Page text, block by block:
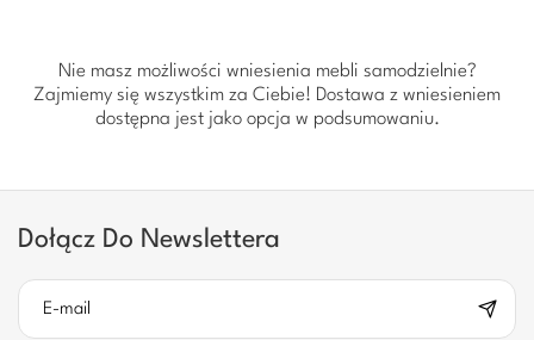
Nie masz możliwości wniesienia mebli samodzielnie?
Zajmiemy się wszystkim za Ciebie! Dostawa z wniesieniem
dostępna jest jako opcja w podsumowaniu.
Dołącz Do Newslettera